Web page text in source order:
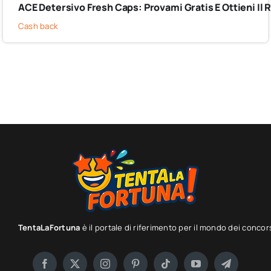
ACE Detersivo Fresh Caps: Provami Gratis E Ottieni Il
Cash back
TentaLaFortuna è il portale di riferimento per il mondo dei